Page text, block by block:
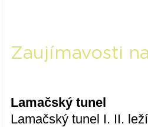
Zaujímavosti
Lamačský tunel
Lamačský tunel I. II.